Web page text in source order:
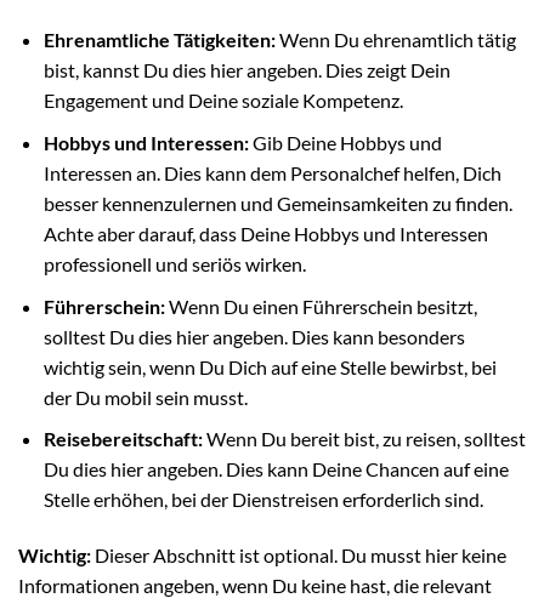
Ehrenamtliche Tätigkeiten:Wenn Du ehrenamtlich tätig
bist, kannst Du dies hier angeben. Dies zeigt Dein
Engagement und Deine soziale Kompetenz.
Hobbys und Interessen:Gib Deine Hobbys und
Interessen an. Dies kann dem Personalchef helfen, Dich
besser kennenzulernen und Gemeinsamkeiten zu finden.
Achte aber darauf, dass Deine Hobbys und Interessen
professionell und seriös wirken.
Führerschein:Wenn Du einen Führerschein besitzt,
solltest Du dies hier angeben. Dies kann besonders
wichtig sein, wenn Du Dich auf eine Stelle bewirbst, bei
der Du mobil sein musst.
Reisebereitschaft:Wenn Du bereit bist, zu reisen, solltest
Du dies hier angeben. Dies kann Deine Chancen auf eine
Stelle erhöhen, bei der Dienstreisen erforderlich sind.
Wichtig: Dieser Abschnitt ist optional. Du musst hier keine
Informationen angeben, wenn Du keine hast, die relevant